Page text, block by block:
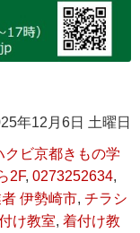
年12月6日 土曜日
クビ京都きもの学
2F, 0273252634,
伊勢崎市, チラシ
け教室, 着付け教